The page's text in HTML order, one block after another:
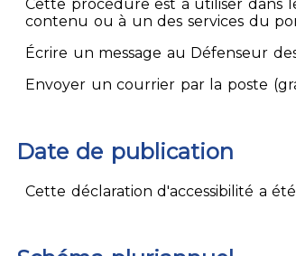
Cette procédure est à utiliser dans
contenu ou à un des services du
Écrire un message au Défenseur
Envoyer un courrier par la poste
Date de publication
Cette déclaration d'accessibilité a